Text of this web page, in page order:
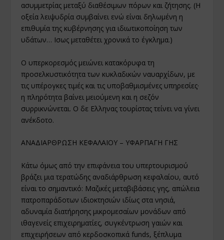
ασυμμετρίας μεταξύ διαθέσιμων πόρων και ζήτησης. (Η
οξεία λειψυδρία συμβαίνει ενώ είναι δηλωμένη η
επιθυμία της κυβέρνησης για ιδιωτικοποίηση των
υδάτων… Ισως μεταθέτει χρονικά το έγκλημα.)
Ο υπερκορεσμός μειώνει κατακόρυφα τη
προσελκυστικότητα των κυκλαδικών ναυαρχίδων, με
τις υπέρογκες τιμές και τις υποβαθμισμένες υπηρεσίες·
η πληρότητα βαίνει μειούμενη και η σεζόν
συρρικνώνεται. Ο δε Ελληνας τουρίστας τείνει να γίνει
ανέκδοτο.
ΑΝΑΔΙΑΡΘΡΩΣΗ ΚΕΦΑΛΑΙΟΥ – ΥΦΑΡΠΑΓΗ ΓΗΣ
Κάτω όμως από την επιφάνεια του υπερτουρισμού
βράζει μια τερατώδης αναδιάρθρωση κεφαλαίου, αυτό
είναι το σημαντικό: Μαζικές μεταβιβάσεις γης, απώλεια
πατροπαράδοτων ιδιοκτησιών ιδίως στα νησιά,
αδυναμία διατήρησης μικρομεσαίων μονάδων από
ιθαγενείς επιχειρηματίες, συγκέντρωση γαιών και
επιχειρήσεων από κερδοσκοπικά funds, ξέπλυμα